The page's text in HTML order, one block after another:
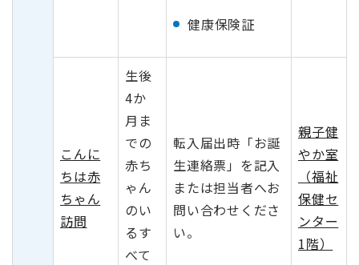
健康保険証
こんに
ちは赤
ちゃん
訪問
生後
4か
月ま
での
赤ち
ゃん
のい
るす
べて
転入届出時「お誕
生連絡票」を記入
または担当者へお
問い合わせくださ
い。
親子健
やか室
（福祉
保健セ
ンター
1階）